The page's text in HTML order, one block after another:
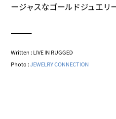
ージャスなゴールドジュエリ
Written : LIVE IN RUGGED
Photo :JEWELRY CONNECTION